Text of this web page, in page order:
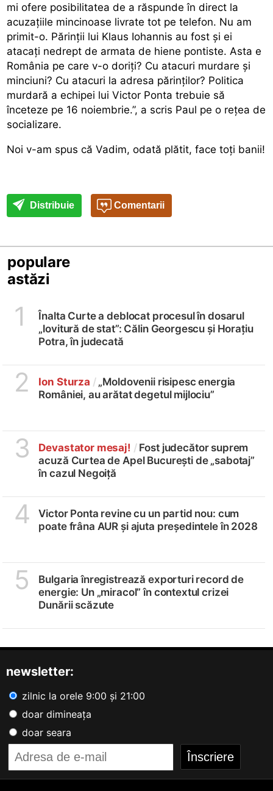
mi ofere posibilitatea de a răspunde în direct la
acuzațiile mincinoase livrate tot pe telefon. Nu am
primit-o. Părinții lui Klaus Iohannis au fost și ei
atacați nedrept de armata de hiene pontiste. Asta e
România pe care v-o doriți? Cu atacuri murdare și
minciuni? Cu atacuri la adresa părinților? Politica
murdară a echipei lui Victor Ponta trebuie să
înceteze pe 16 noiembrie.”, a scris Paul pe o rețea de
socializare.
Noi v-am spus că Vadim, odată plătit, face toţi banii!
Distribuie Comentarii
populare
astăzi
1
Înalta Curte a deblocat procesul în dosarul
„lovitură de stat”: Călin Georgescu și Horațiu
Potra, în judecată
2 Ion Sturza /„Moldovenii risipesc energia
României, au arătat degetul mijlociu”
3 Devastator mesaj! / Fost judecător suprem
acuză Curtea de Apel București de „sabotaj”
în cazul Negoiță
4
Victor Ponta revine cu un partid nou: cum
poate frâna AUR și ajuta președintele în 2028
5
Bulgaria înregistrează exporturi record de
energie: Un „miracol” în contextul crizei
Dunării scăzute
newsletter:
zilnic la orele 9:00 și 21:00
doar dimineața
doar seara